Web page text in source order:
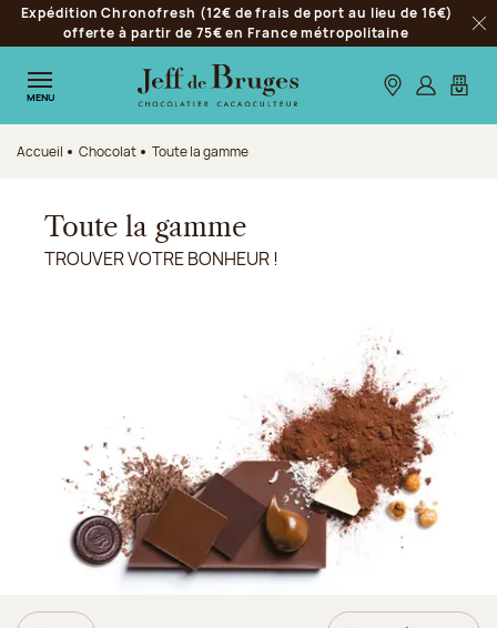
Aller à la navigation
Aller au contenu principal
Aller au pied de page
Expédition Chronofresh (12€ de frais de port au lieu de 16€)
offerte à partir de 75€ en France métropolitaine
MENU Nos boutiques
S’identifier
Mon
Accueil Chocolat Toute la gamme
Toute la gamme
TROUVER VOTRE BONHEUR !